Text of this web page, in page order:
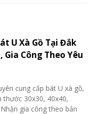
U Xà Gồ Tại Đắk
Gia Công Theo Yêu
cung cấp bát U xà gồ,
thước 30x30, 40x40,
gia công theo bản